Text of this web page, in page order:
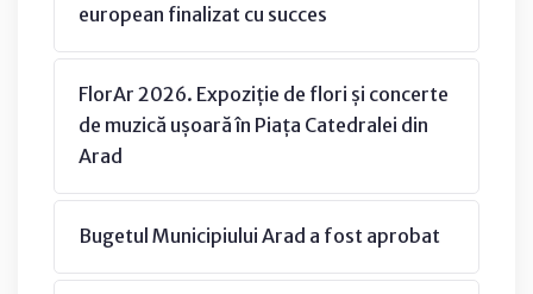
european finalizat cu succes
FlorAr 2026. Expoziție de flori și concerte
de muzică ușoară în Piața Catedralei din
Arad
Bugetul Municipiului Arad a fost aprobat